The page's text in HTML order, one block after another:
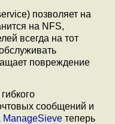
позволяет на
на NFS,
всегда на тот
повреждение
сообщений и
ManageSieve теперь